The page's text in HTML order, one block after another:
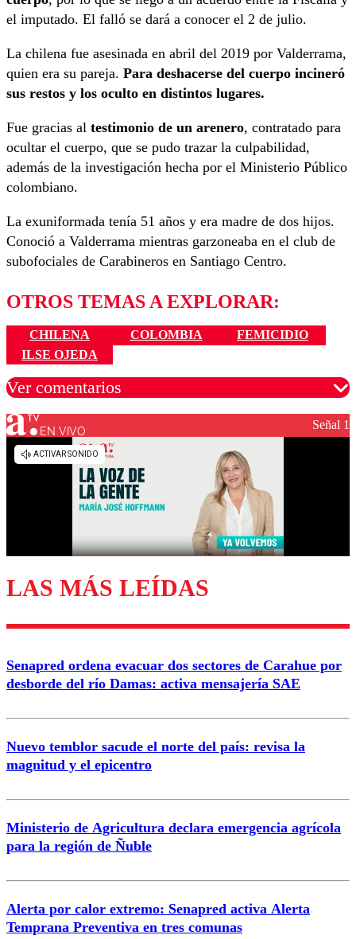
el imputado. El falló se dará a conocer el 2 de julio.
La chilena fue asesinada en abril del 2019 por Valderrama,
quien era su pareja. Para deshacerse del cuerpo incineró
sus restos y los oculto en distintos lugares.
Fue gracias al testimonio de un arenero, contratado para
ocultar el cuerpo, que se pudo trazar la culpabilidad,
además de la investigación hecha por el Ministerio Público
colombiano.
La exuniformada tenía 51 años y era madre de dos hijos.
Conoció a Valderrama mientras garzoneaba en el club de
subofociales de Carabineros en Santiago Centro.
OTROS TEMAS A EXPLORAR:
CHILENA COLOMBIA
FEMICIDIO
ILSE OJEDA
Ver comentarios
Los comentarios son moderados para garantizar un
diálogo respetuoso.
Enviar comentario
EN VIVO Señal 1
LAS MÁS LEÍDAS
Senapred ordena evacuar dos sectores de Carahue por
desborde del río Damas: activa mensajería SAE
Nuevo temblor sacude el norte del país: revisa la
magnitud y el epicentro
Ministerio de Agricultura declara emergencia agrícola
para la región de Ñuble
Alerta por calor extremo: Senapred activa Alerta
Temprana Preventiva en tres comunas